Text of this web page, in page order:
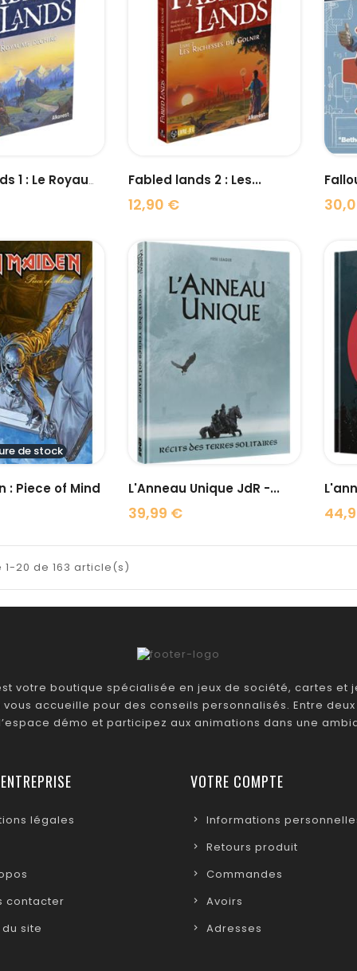
visibility
Fabled lands 1 : Le Royaume...
visibility
Fabled lands 2 : Les...
12,90 €
Prix Prix
visibility
de stock
: Piece of Mind L'Anneau Unique JdR -...
39,99 €
Prix Prix
20 de 163 article(s)
votre boutique spécialisée en jeux de société, cartes et
vous accueille pour des conseils personnalisés. Entre
démo et participez aux animations dans une
légales
contacter
site
VOTRE COMPTE
Informations
Retours produit
Commandes
Avoirs
Adresses